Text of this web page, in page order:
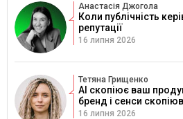
Анастасія Джогола
Коли публічність
репутації
16 липня 2026
Тетяна Грищенко
AI скопіює ваш
бренд і сенси
16 липня 2026